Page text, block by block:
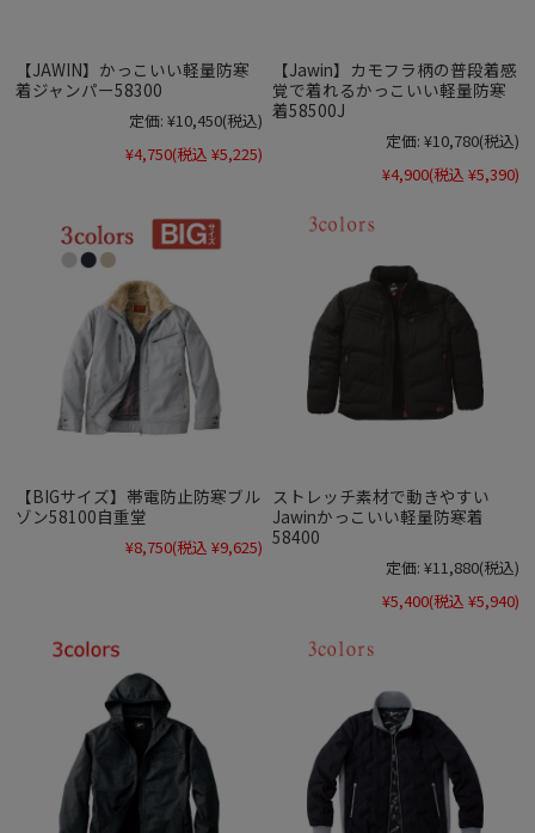
【JAWIN】かっこいい軽量防寒
着ジャンパー58300
定価: ¥10,450(税込)
¥4,750(税込 ¥5,225)
【Jawin】カモフラ柄の普段着感
覚で着れるかっこいい軽量防寒
着58500J
定価: ¥10,780(税込)
¥4,900(税込 ¥5,390)
【BIGサイズ】帯電防止防寒ブル
ゾン58100自重堂
¥8,750(税込 ¥9,625)
ストレッチ素材で動きやすい
Jawinかっこいい軽量防寒着
58400
定価: ¥11,880(税込)
¥5,400(税込 ¥5,940)